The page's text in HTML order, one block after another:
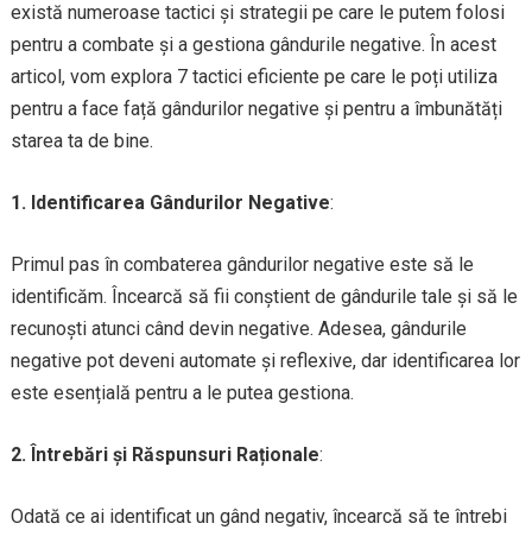
există numeroase tactici și strategii pe care le putem folosi
pentru a combate și a gestiona gândurile negative. În acest
articol, vom explora 7 tactici eficiente pe care le poți utiliza
pentru a face față gândurilor negative și pentru a îmbunătăți
starea ta de bine.
1. Identificarea Gândurilor Negative:
Primul pas în combaterea gândurilor negative este să le
identificăm. Încearcă să fii conștient de gândurile tale și să le
recunoști atunci când devin negative. Adesea, gândurile
negative pot deveni automate și reflexive, dar identificarea lor
este esențială pentru a le putea gestiona.
2. Întrebări și Răspunsuri Raționale:
Odată ce ai identificat un gând negativ, încearcă să te întrebi